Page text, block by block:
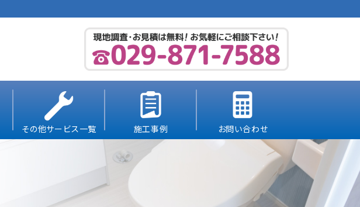
その他サービス一覧 施工事例 お問い合わせ